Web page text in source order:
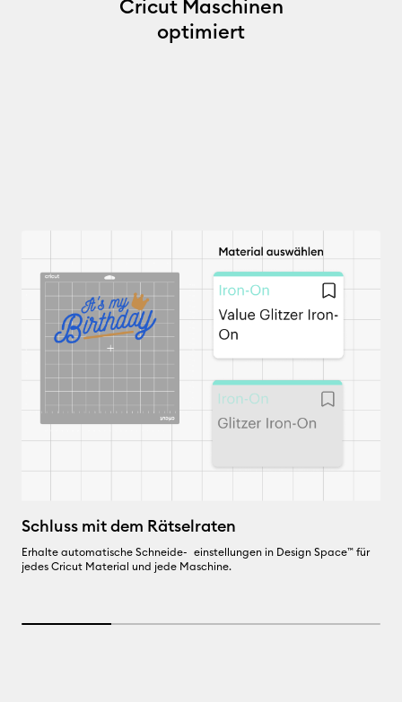
Cricut Maschinen
optimiert
Schluss mit dem Rätselraten
Erhalte automatische Schneide- einstellungen in Design Space™ für
jedes Cricut Material und jede Maschine.
25% completed